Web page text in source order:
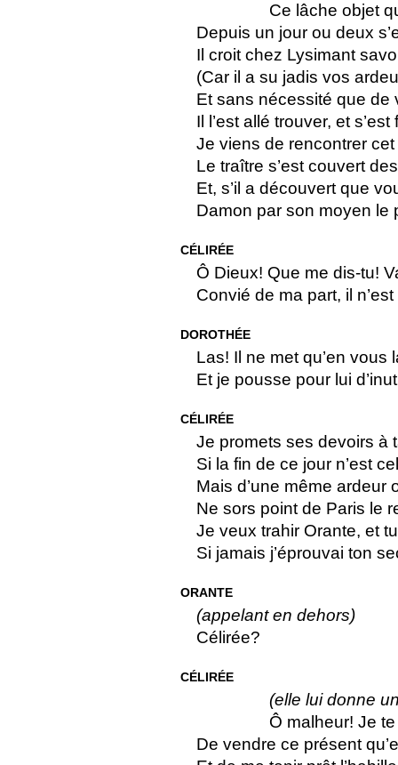
Ce lâche objet
Depuis un jour ou deux
Il croit chez Lysimant
(Car il a su jadis vos
Et sans nécessité que de
Il l’est allé trouver, et
Je viens de rencontrer
Le traître s’est couvert
Et, s’il a découvert que
Damon par son moyen le
CÉLIRÉE
Ô Dieux! Que me dis-tu!
Convié de ma part, il
DOROTHÉE
Las! Il ne met qu’en vous
Et je pousse pour lui
CÉLIRÉE
Je promets ses devoirs à
Si la fin de ce jour n’est
Mais d’une même ardeur
Ne sors point de Paris le
Je veux trahir Orante, et
Si jamais j’éprouvai ton
ORANTE
(appelant en dehors)
Célirée?
CÉLIRÉE
(elle lui donne
Ô malheur! Je
De vendre ce présent